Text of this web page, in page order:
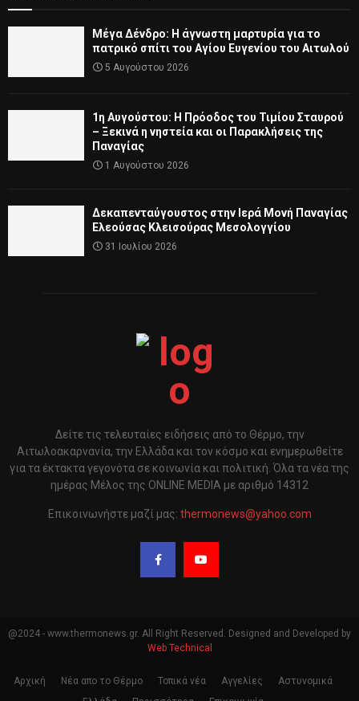
Μέγα Δένδρο: Η άγνωστη μαρτυρία για το
πατρικό σπίτι του Αγίου Ευγενίου του Αιτωλού
5 Αυγούστου 2026
1η Αυγούστου: Η Πρόοδος του Τιμίου Σταυρού
– Ξεκινά η νηστεία και οι Παρακλήσεις της
Παναγίας
1 Αυγούστου 2026
Δεκαπενταύγουστος στην Ιερά Μονή Παναγίας
Ελεούσας Κλεισούρας Μεσολογγίου
31 Ιουλίου 2026
Δείτε τις τελευταίες ειδήσεις από το Θέρμο, την
Αιτωλοακαρνανία, την Ελλάδα και τον κόσμο και ενημερωθείτε
για τα έκτακτα γεγονότα σε κοινωνία και πολιτική. Όλα τα νέα της
ημέρας Μέλος της ONLINE MEDIA με αριθμό 14312
Επικοινωνήστε μαζί μας: thermonews@yahoo.com
@2024 - www.thermonews.gr. All Right Reserved. Designed and Developed by
Web Technical
Αρχική Νέα απο το Θέρμο Τοπικά νέα Αγγελίες
Αστυνομικά